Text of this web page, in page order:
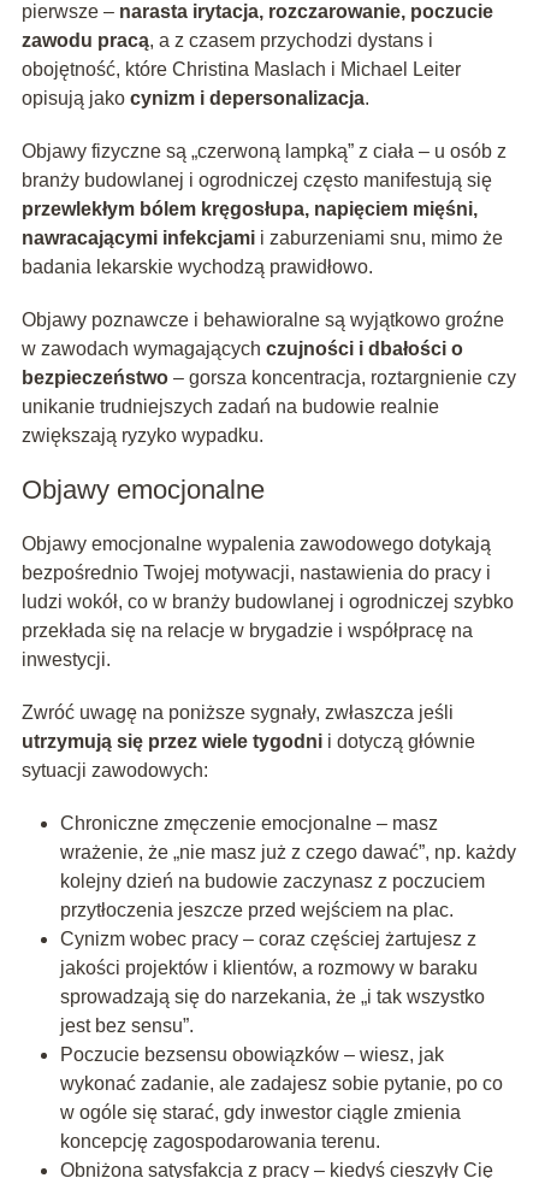
pierwsze – narasta irytacja, rozczarowanie, poczucie
zawodu pracą, a z czasem przychodzi dystans i
obojętność, które Christina Maslach i Michael Leiter
opisują jako cynizm i depersonalizacja.
Objawy fizyczne są „czerwoną lampką” z ciała – u osób z
branży budowlanej i ogrodniczej często manifestują się
przewlekłym bólem kręgosłupa, napięciem mięśni,
nawracającymi infekcjamii zaburzeniami snu, mimo że
badania lekarskie wychodzą prawidłowo.
Objawy poznawcze i behawioralne są wyjątkowo groźne
w zawodach wymagających czujności i dbałości o
bezpieczeństwo– gorsza koncentracja, roztargnienie czy
unikanie trudniejszych zadań na budowie realnie
zwiększają ryzyko wypadku.
Objawy emocjonalne
Objawy emocjonalne wypalenia zawodowego dotykają
bezpośrednio Twojej motywacji, nastawienia do pracy i
ludzi wokół, co w branży budowlanej i ogrodniczej szybko
przekłada się na relacje w brygadzie i współpracę na
inwestycji.
Zwróć uwagę na poniższe sygnały, zwłaszcza jeśli
utrzymują się przez wiele tygodnii dotyczą głównie
sytuacji zawodowych:
Chroniczne zmęczenie emocjonalne – masz
wrażenie, że „nie masz już z czego dawać”, np. każdy
kolejny dzień na budowie zaczynasz z poczuciem
przytłoczenia jeszcze przed wejściem na plac.
Cynizm wobec pracy – coraz częściej żartujesz z
jakości projektów i klientów, a rozmowy w baraku
sprowadzają się do narzekania, że „i tak wszystko
jest bez sensu”.
Poczucie bezsensu obowiązków – wiesz, jak
wykonać zadanie, ale zadajesz sobie pytanie, po co
w ogóle się starać, gdy inwestor ciągle zmienia
koncepcję zagospodarowania terenu.
Obniżona satysfakcja z pracy – kiedyś cieszyły Cię